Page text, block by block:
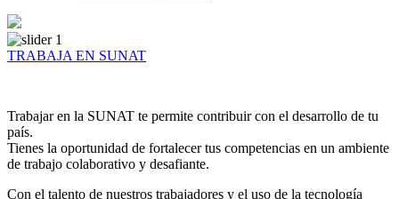
TRABAJA EN SUNAT
Trabajar en la SUNAT te permite contribuir con el desarrollo de tu
país.
Tienes la oportunidad de fortalecer tus competencias en un ambiente
de trabajo colaborativo y desafiante.
Con el talento de nuestros trabajadores y el uso de la tecnología